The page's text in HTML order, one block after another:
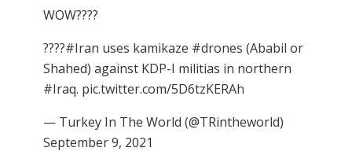
WOW????
????#Iran uses kamikaze #drones (Ababil or
Shahed) against KDP-I militias in northern
#Iraq. pic.twitter.com/5D6tzKERAh
— Turkey In The World (@TRintheworld)
September 9, 2021